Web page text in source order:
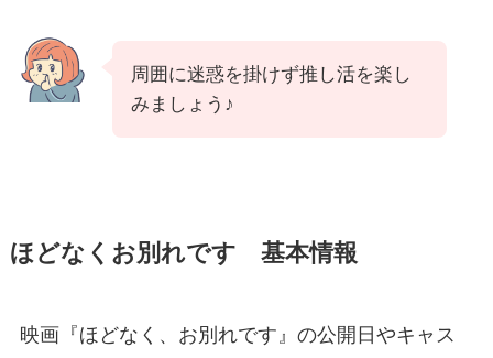
周囲に迷惑を掛けず推し活を楽し
みましょう♪
ほどなくお別れです 基本情報
映画『ほどなく、お別れです』の公開日やキャス